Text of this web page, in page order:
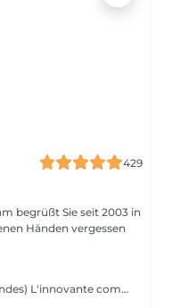
429
begrüßt Sie seit 2003 in
Händen vergessen
Correctif (Réduction des Rides Profondes) L'innovante combinaison de 3 mécanismes d'actions dans un même soin (peeling biologique, combleur, décontractant) est en mesure de produire un effet lissant sur les rides les plus profondes et sur les rides d'expressions. Ce soin est une alternative aux traitements chirurgicaux tels que botox ou filler. Résultat : Une peau plus lisse et un teint unifié avec des rides atténuées.